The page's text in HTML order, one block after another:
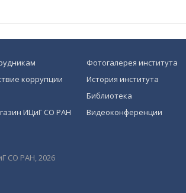
коррупции
ИЦиГ СО РАН
Фотогалерея института
История института
Библиотека
Видеоконференции
СО РАН, 2026